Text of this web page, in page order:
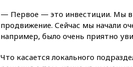
— Первое — это инвестиции. Мы
продвижение. Сейчас мы начали
например, было очень приятно
Что касается локального